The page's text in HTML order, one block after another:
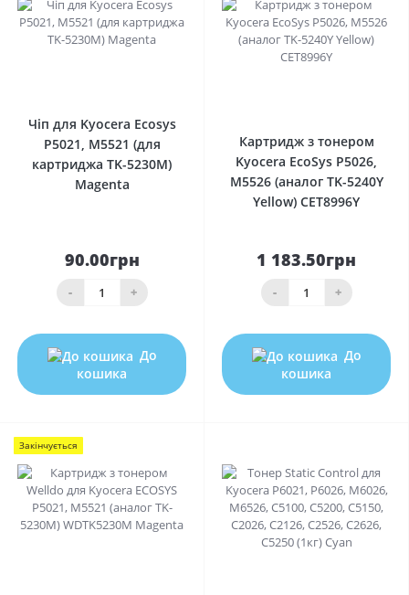
Чіп для Kyocera Ecosys
P5021, M5521 (для
картриджа TK-5230M)
Magenta
90.00грн
- +
До
кошика
Картридж з тонером
Kyocera EcoSys P5026,
M5526 (аналог TK-5240Y
Yellow) CET8996Y
1 183.50грн
- +
До
кошика
Закінчується